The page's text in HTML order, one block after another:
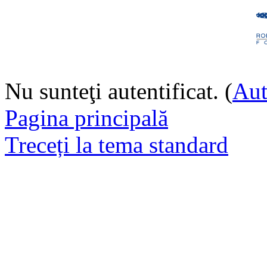
Nu sunteţi autentificat. (
Pagina principală
Treceți la tema standard